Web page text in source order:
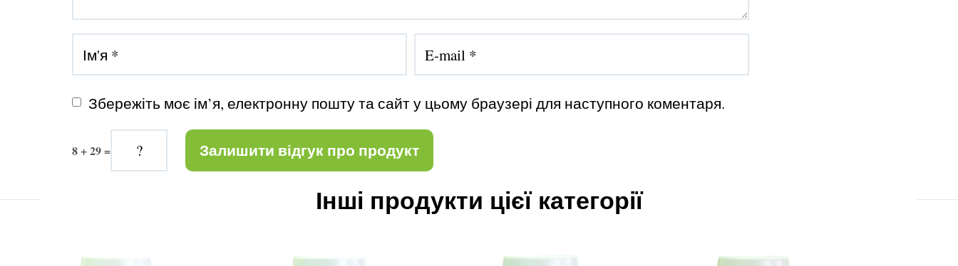
Збережіть моє ім’я, електронну пошту та сайт у цьому браузері для наступного коментаря.
8 + 29 =
Інші продукти цієї категорії